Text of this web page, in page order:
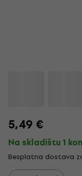
5,49 €
Na skladištu 1
Besplatna dostava